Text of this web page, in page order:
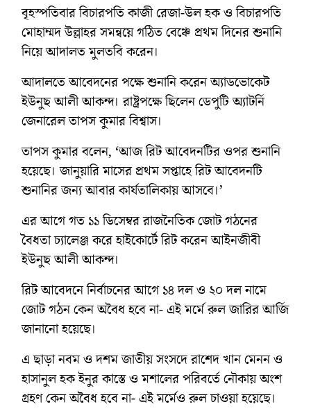
বৃহস্পতিবার বিচারপতি কাজী রেজা-উল হক ও বিচারপতি
মোহাম্মদ উল্লাহর সমন্বয়ে গঠিত বেঞ্চে প্রথম দিনের শুনানি
নিয়ে আদালত মুলতবি করেন।
আদালতে আবেদনের পক্ষে শুনানি করেন অ্যাডভোকেট
ইউনুছ আলী আকন্দ। রাষ্ট্রপক্ষে ছিলেন ডেপুটি অ্যাটর্নি
জেনারেল তাপস কুমার বিশ্বাস।
তাপস কুমার বলেন, ‘আজ রিট আবেদনটির ওপর শুনানি
হয়েছে। জানুয়ারি মাসের প্রথম সপ্তাহে রিট আবেদনটি
শুনানির জন্য আবার কার্যতালিকায় আসবে।’
এর আগে গত ১১ ডিসেম্বর রাজনৈতিক জোট গঠনের
বৈধতা চ্যালেঞ্জ করে হাইকোর্টে রিট করেন আইনজীবী
ইউনুছ আলী আকন্দ।
রিট আবেদনে নির্বাচনের আগে ১৪ দল ও ২০ দল নামে
জোট গঠন কেন অবৈধ হবে না- এই মর্মে রুল জারির আর্জি
জানানো হয়েছে।
এ ছাড়া নবম ও দশম জাতীয় সংসদে রাশেদ খান মেনন ও
হাসানুল হক ইনুর কাস্তে ও মশালের পরিবর্তে নৌকায় অংশ
গ্রহণ কেন অবৈধ হবে না- এই মর্মেও রুল চাওয়া হয়েছে।